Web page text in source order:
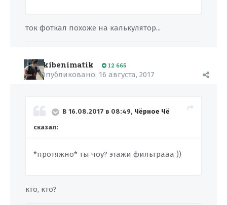
ток фоткал похоже на калькулятор...
kibenimatik 12 665
Опубликовано: 16 августа, 2017
В 16.08.2017 в 08:49, Чёрное Чё
сказал:
*протяжно* ты чоу? этажи фильтрааа ))
кто, кто?